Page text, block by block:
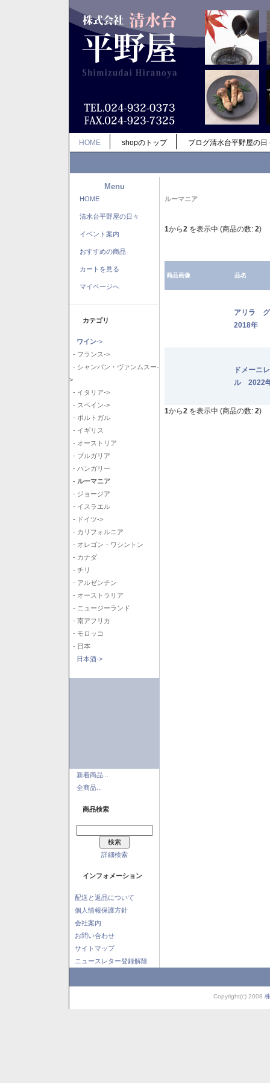
HOME shopのトップ ブログ清水台平野屋の日
Menu
HOME
清水台平野屋の日々
イベント案内
おすすめの商品
カートを見る
マイページへ
カテゴリ
ワイン->
- フランス->
- シャンパン・ヴァンムスー-
>
- イタリア->
- スペイン->
- ポルトガル
- イギリス
- オーストリア
- ブルガリア
- ハンガリー
- ルーマニア
- ジョージア
- イスラエル
- ドイツ->
- カリフォルニア
- オレゴン・ワシントン
- カナダ
- チリ
- アルゼンチン
- オーストラリア
- ニュージーランド
- 南アフリカ
- モロッコ
- 日本
日本酒->
新着商品...
全商品...
商品検索
詳細検索
インフォメーション
配送と返品について
個人情報保護方針
会社案内
お問い合わせ
サイトマップ
ニュースレター登録解除
ルーマニア
1から2 を表示中 (商品の数: 2)
商品画像 品名
アリラ
2018年
ドメーニ
ル 2022
1から2 を表示中 (商品の数: 2)
Copyright(c) 2008